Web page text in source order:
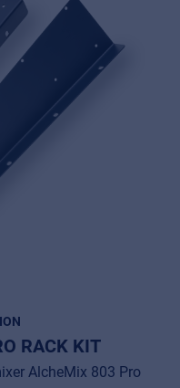
RACK KIT
AlcheMix 803 Pro